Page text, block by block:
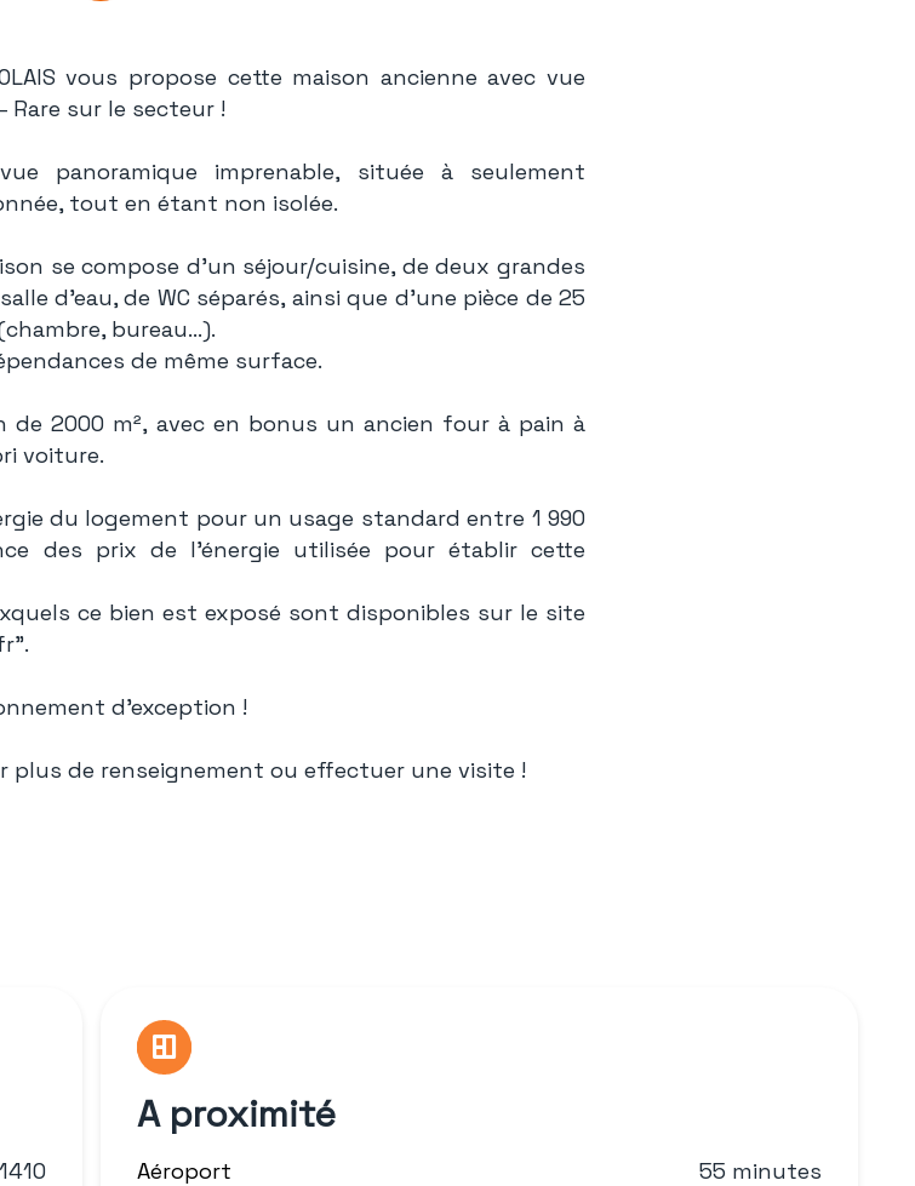
vous propose cette maison ancienne avec vue
Rare sur le secteur !
panoramique imprenable, située à seulement
tout en étant non isolée.
se compose d’un séjour/cuisine, de deux grandes
d’eau, de WC séparés, ainsi que d’une pièce de 25
bureau...).
de même surface.
2000 m², avec en bonus un ancien four à pain à
voiture.
du logement pour un usage standard entre 1 990
des prix de l'énergie utilisée pour établir cette
ce bien est exposé sont disponibles sur le site
d'exception !
plus de renseignement ou effectuer une visite !
A proximité
Aéroport
55 minutes